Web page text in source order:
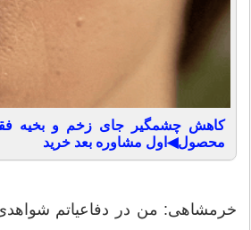
محصول◀اول مشاوره بعد خرید
خرمشاهی: من در دفاعیاتم